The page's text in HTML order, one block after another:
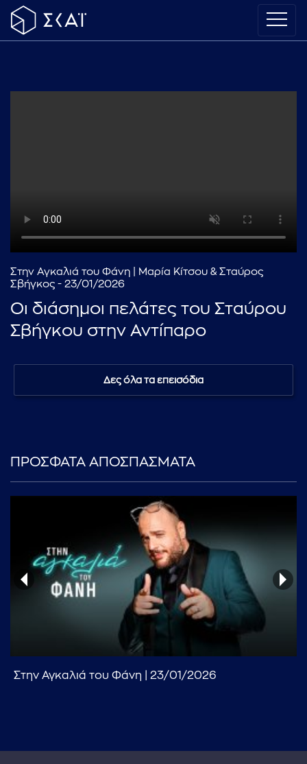
Στην Αγκαλιά του Φάνη | Μαρία Κίτσου & Σταύρος
Σβήγκος - 23/01/2026
Οι διάσημοι πελάτες του Σταύρου
Σβήγκου στην Αντίπαρο
Δες όλα τα επεισόδια
ΠΡΟΣΦΑΤΑ ΑΠΟΣΠΑΣΜΑΤΑ
Στην Αγκαλιά του Φάνη | 23/01/2026